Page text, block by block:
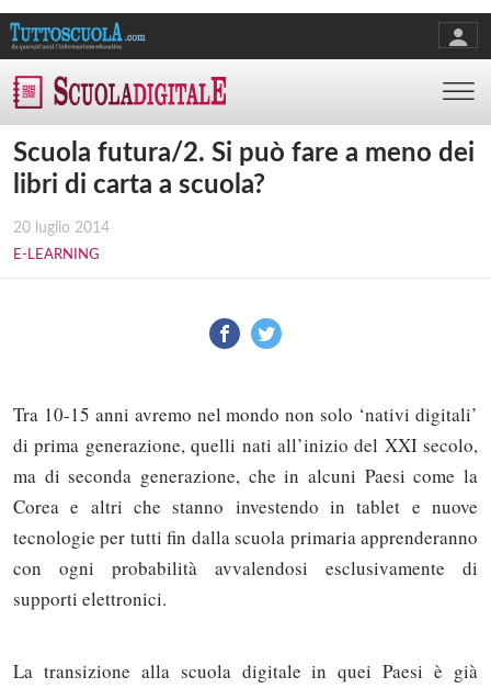
Scuola futura/2. Si può fare a meno dei
libri di carta a scuola?
20 luglio 2014
E-LEARNING
Tra 10-15 anni avremo nel mondo non solo ‘nativi digitali’
di prima generazione, quelli nati all’inizio del XXI secolo,
ma di seconda generazione, che in alcuni Paesi come la
Corea e altri che stanno investendo in tablet e nuove
tecnologie per tutti fin dalla scuola primaria apprenderanno
con ogni probabilità avvalendosi esclusivamente di
supporti elettronici.
La transizione alla scuola digitale in quei Paesi è già